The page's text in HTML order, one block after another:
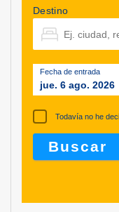
Destino
Fecha de entrada
jue. 6 ago. 2026
Todavía no he